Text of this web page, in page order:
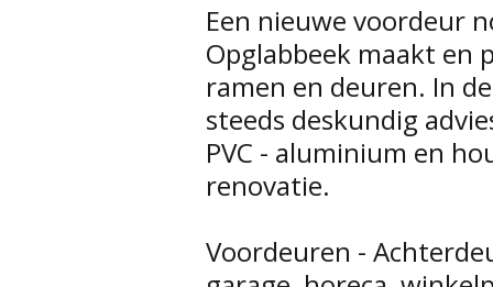
Een nieuwe voordeur
Opglabbeek maakt en
ramen en deuren. In
steeds deskundig
PVC - aluminium en
renovatie.
Voordeuren -